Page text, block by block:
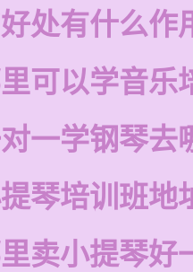
处有什么作
可以学音乐
一学钢琴去
琴培训班地
卖小提琴好